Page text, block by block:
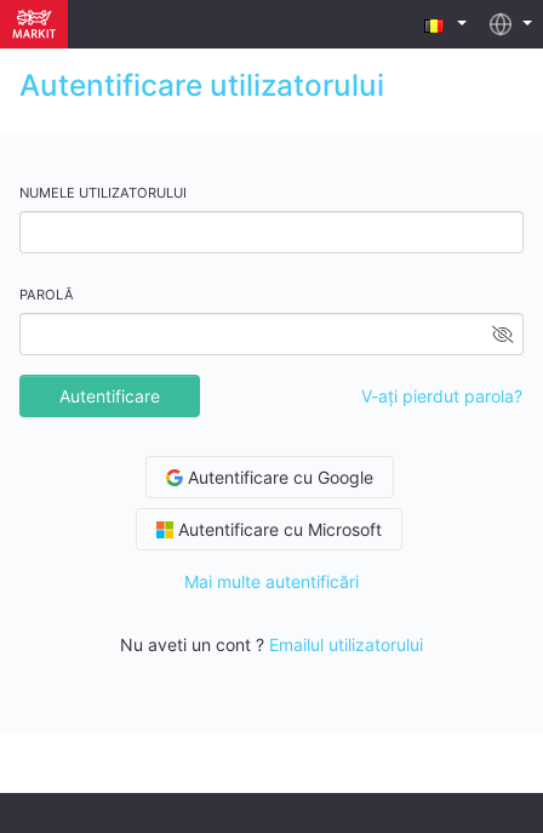
Autentificare utilizatorului
NUMELE UTILIZATORULUI
PAROLĂ
Autentificare V-aţi pierdut parola?
Autentificare cu Google
Autentificare cu Microsoft
Mai multe autentificări
Nu aveti un cont ? Emailul utilizatorului